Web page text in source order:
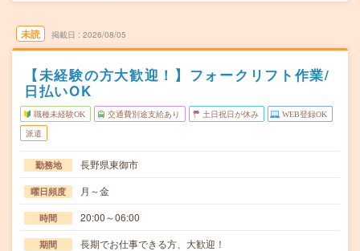
未読 掲載日 2026/08/05
【未経験の方大歓迎！】フォークリフト作業/
日払いOK
職種未経験OK 交通費別途支給あり 土日祝日が休み WEB登録OK
派遣
勤務地 長野県東御市
曜日頻度 月～金
時間 20:00～06:00
期間 長期でお仕事できる方、大歓迎！